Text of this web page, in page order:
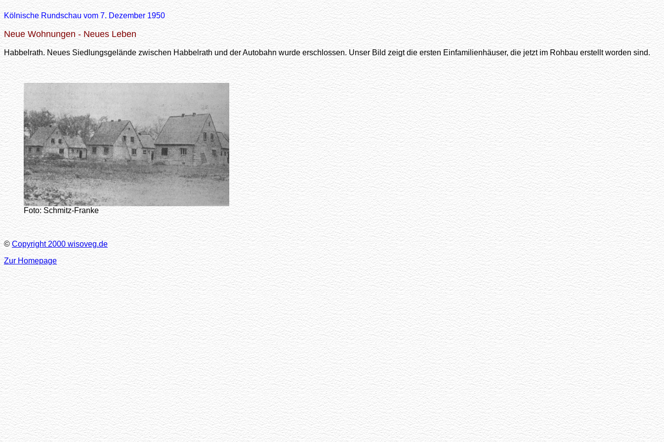
Kölnische Rundschau vom 7. Dezember 1950
Neue Wohnungen - Neues Leben
Habbelrath. Neues Siedlungsgelände zwischen Habbelrath und der Autobahn wurde erschlossen. Unser Bild zeigt die ersten Einfamilienhäuser, die jetzt im Rohbau erstellt worden sind.
Foto: Schmitz-Franke
©Copyright 2000 wisoveg.de
Zur Homepage